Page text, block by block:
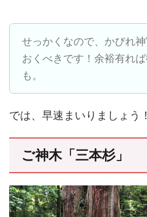
せっかくなので、かびれ
おくべきです！余裕有れ
も。
では、早速まいりましょう！
ご神木「三本杉」